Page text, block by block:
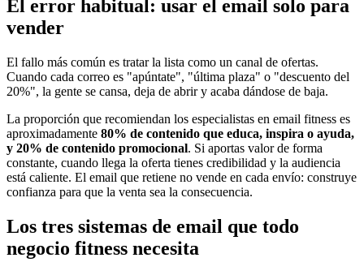
El error habitual: usar el email solo para
vender
El fallo más común es tratar la lista como un canal de ofertas.
Cuando cada correo es "apúntate", "última plaza" o "descuento del
20%", la gente se cansa, deja de abrir y acaba dándose de baja.
La proporción que recomiendan los especialistas en email fitness es
aproximadamente 80% de contenido que educa, inspira o ayuda,
y 20% de contenido promocional. Si aportas valor de forma
constante, cuando llega la oferta tienes credibilidad y la audiencia
está caliente. El email que retiene no vende en cada envío: construye
confianza para que la venta sea la consecuencia.
Los tres sistemas de email que todo
negocio fitness necesita